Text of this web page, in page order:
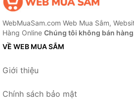
WebMuaSam.com Web Mua Sắm,
Hàng Online Chúng tôi không bán
VỀ WEB MUA SẮM
Giới thiệu
Chính sách bảo mật